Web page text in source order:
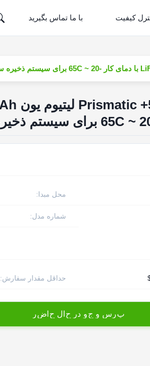
کیفیت با ما تماس بگیرید
محل مبدا:
شماره مدل:
حداقل مقدار سفارش:
پر س و جو در ح ل ح ضر